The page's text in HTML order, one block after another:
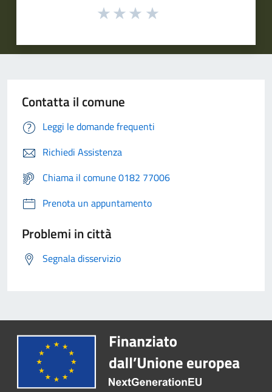
Contatta il comune
Leggi le domande frequenti
Richiedi Assistenza
Chiama il comune 0182 77006
Prenota un appuntamento
Problemi in città
Segnala disservizio